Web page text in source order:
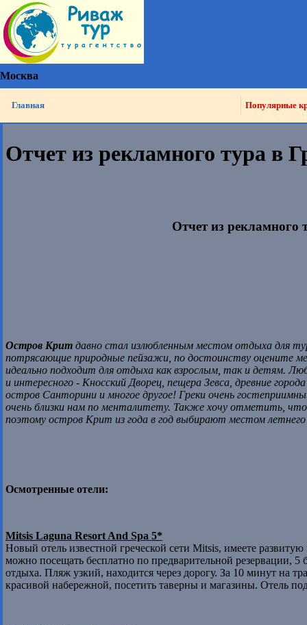
Москва
Главная Популярные
Отчет из рекламного тура в
Отчет из рекламного
Остров Крит давно стал излюбленным местом отдыха для
потрясающие природные пейзажи, по достоинству оцените
идеально подходит для отдыха как взрослым, так и детям.
и интересного - Кносский Дворец, пещера Зевса, древние
остров Санторини и многое другое! Греки очень
очень близки нам по менталитету. Также хочу отметить,
поэтому остров Крит из года в год выбирают местом
Осмотренные отели:
Mitsis Laguna Resort And Spa 5*
Новый отель известной греческой сети Mitsis, имеете
можно посещать бесплатно по предварительной резервации,
отдыха. Пляж узкий, находится через дорогу. За 10 минут на
красивой набережной, посетить таверны и магазины. Отель